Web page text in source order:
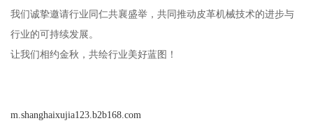
我们诚挚邀请行业同仁共襄盛举，共同推动皮革机械技术的进步与
行业的可持续发展。
让我们相约金秋，共绘行业美好蓝图！
m.shanghaixujia123.b2b168.com